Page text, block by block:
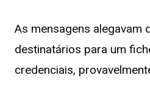
As mensagens alegavam
destinatários para um
credenciais,